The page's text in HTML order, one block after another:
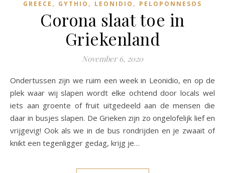
GREECE , GYTHIO , LEONIDIO , PELOPONNESOS
Corona slaat toe in
Griekenland
November 6, 2020
Ondertussen zijn we ruim een week in Leonidio, en op de
plek waar wij slapen wordt elke ochtend door locals wel
iets aan groente of fruit uitgedeeld aan de mensen die
daar in busjes slapen. De Grieken zijn zo ongelofelijk lief en
vrijgevig! Ook als we in de bus rondrijden en je zwaait of
knikt een tegenligger gedag, krijg je…